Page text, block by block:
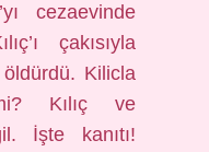
cezaevinde
çakısıyla
öldürdü. Kilicla
Kılıç ve
İşte kanıtı!